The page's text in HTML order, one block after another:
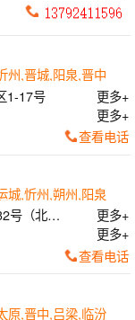
州,晋城,阳泉,晋中
1-17号
更多+
更多+
查看电话
城,忻州,朔州,阳泉
号（北门
更多+
更多+
查看电话
原,晋中,吕梁,临汾